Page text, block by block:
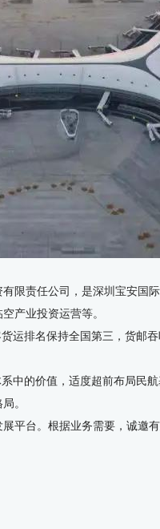
限责任公司，是深圳宝安国
产业投资运营等。
运排名保持全国第三，货邮
中的价值，适度超前布局民
。
平台。根据业务需要，诚邀